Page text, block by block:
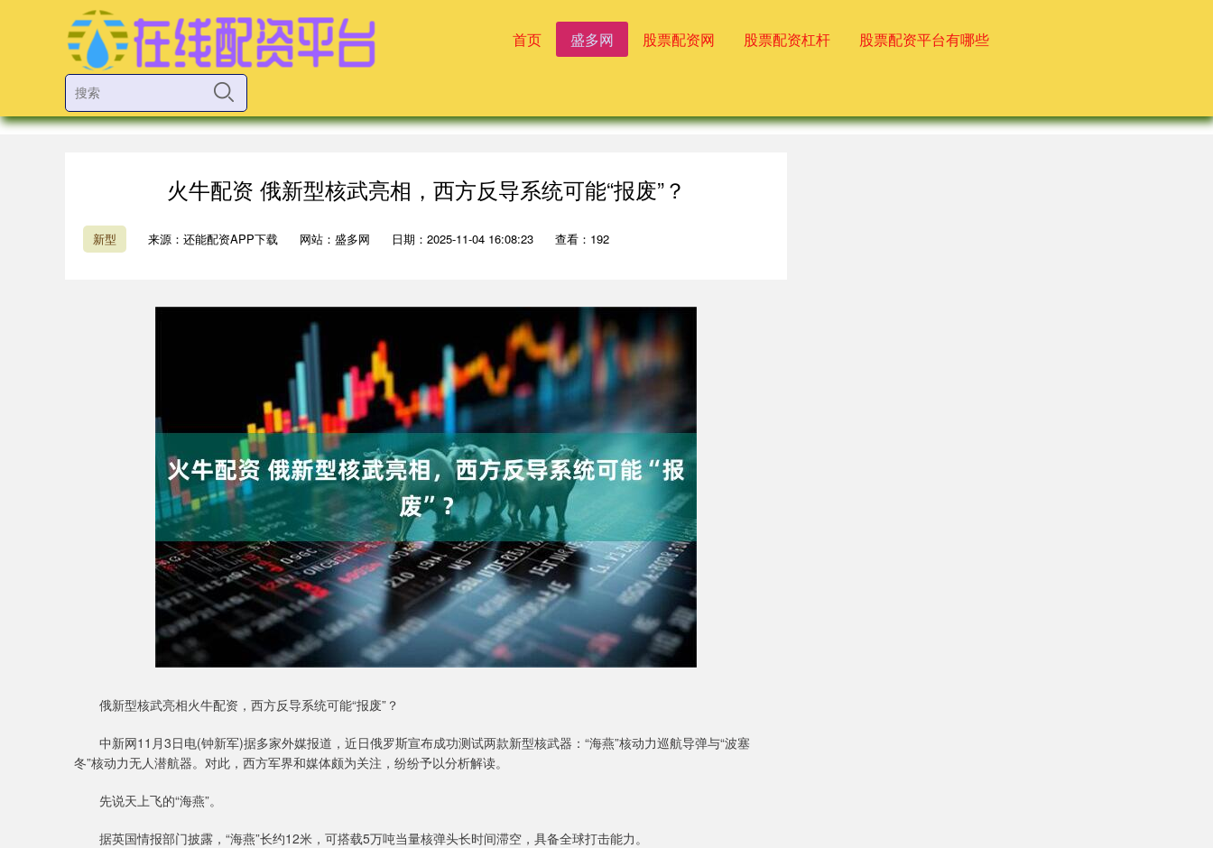
首页 盛多网 股票配资网 股票配资杠杆 股票配资平台有哪些
火牛配资 俄新型核武亮相，西方反导系统可能“报废”？
新型 来源：还能配资APP下载 网站：盛多网 日期：2025-11-04 16:08:23 查看：192
俄新型核武亮相火牛配资，西方反导系统可能“报废”？
中新网11月3日电(钟新军)据多家外媒报道，近日俄罗斯宣布成功测试两款新型核武器：“海燕”核动力巡航导弹与“波塞
冬”核动力无人潜航器。对此，西方军界和媒体颇为关注，纷纷予以分析解读。
先说天上飞的“海燕”。
据英国情报部门披露，“海燕”长约12米，可搭载5万吨当量核弹头长时间滞空，具备全球打击能力。